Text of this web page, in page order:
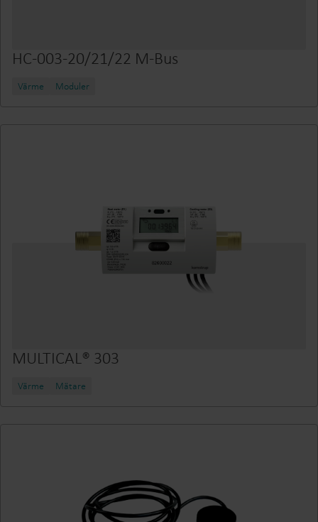
HC-003-20/21/22 M-Bus
Värme Moduler
MULTICAL® 303
Värme Mätare